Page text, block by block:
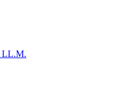
LL.M.